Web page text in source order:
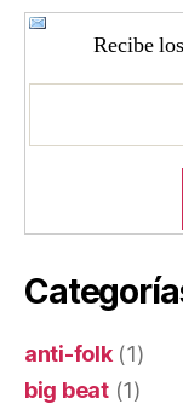
Recibe
anti-folk(1)
big beat(1)